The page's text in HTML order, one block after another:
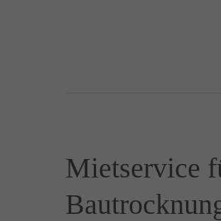
Mietservice